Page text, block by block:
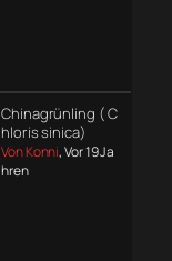
Chinagrünling ( C
hloris sinica)
Von Konni, Vor 19 Ja
hren